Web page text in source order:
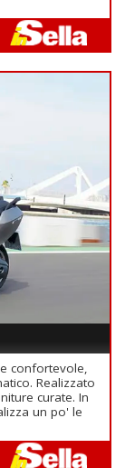
confortevole,
Realizzato
curate. In
un po' le